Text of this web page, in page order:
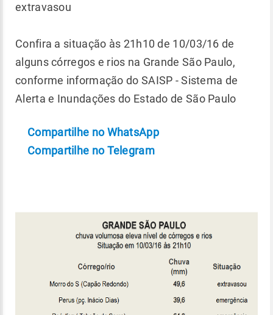
extravasou
Confira a situação às 21h10 de 10/03/16 de
alguns córregos e rios na Grande São Paulo,
conforme informação do SAISP - Sistema de
Alerta e Inundações do Estado de São Paulo
Compartilhe no WhatsApp
Compartilhe no Telegram